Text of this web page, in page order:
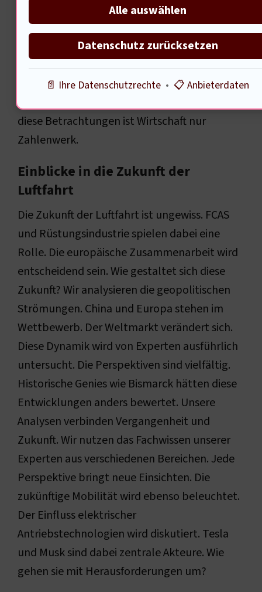
die Gesellschaft. Der Wandel der
Chemieindustrie zeigt deutlich, wie dynamisch
die Wirtschaft ist. Herausforderungen der
alternden Arbeitsbevölkerung stehen ebenso
im Fokus. Dieser Kontext ist wichtig für das
Verständnis der heutigen Wirtschaft. Ohne
diese Betrachtungen ist Wirtschaft nur
Zahlenwerk.
Einblicke in die Zukunft der
Luftfahrt
Die Zukunft der Luftfahrt ist ungewiss. FCAS
und Rüstungsindustrie spielen dabei eine
Rolle. Die europäische Zusammenarbeit wird
entscheidend sein. Wie gestaltet sich diese
Zukunft? Wir analysieren die geopolitischen
Strömungen. China und Europa stehen im
Wettbewerb. Der Weltmarkt verändert sich.
Diese Dynamik wird von Experten ausführlich
untersucht. Die Perspektiven sind vielfältig.
Historische Genies wie Bismarck hätten diese
Entwicklungen anders bewertet. Unsere
Analysen verbinden Vergangenheit und
Zukunft. Wir nutzen das Fachwissen unserer
Experten aus verschiedenen Bereichen. Jede
Perspektive bringt neue Einsichten. Die
zukünftige Mobilität wird ebenso beleuchtet.
Der Einfluss elektrischer
Antriebstechnologien wird diskutiert. Tesla
und Musk sind dabei zentrale Akteure. Wie
gehen sie mit Herausforderungen um?
Alle auswählen
Datenschutz zurücksetzen
📄 Ihre Datenschutzrechte • 📋 Anbieterdaten